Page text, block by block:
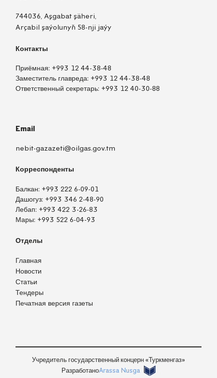
744036, Aşgabat şäheri,
Arçabil şaýolunyň 58-nji jaýy
Контакты
Приёмная: +993 12 44-38-48
Заместитель главреда: +993 12 44-38-48
Ответственный секретарь: +993 12 40-30-88
Email
nebit-gazazeti@oilgas.gov.tm
Корреспонденты
Балкан: +993 222 6-09-01
Дашогуз: +993 346 2-48-90
Лебап: +993 422 3-26-83
Мары: +993 522 6-04-93
Отделы
Главная
Новости
Статьи
Тендеры
Печатная версия газеты
Учредитель государственный концерн «Туркменгаз»
РазработаноArassa Nusga